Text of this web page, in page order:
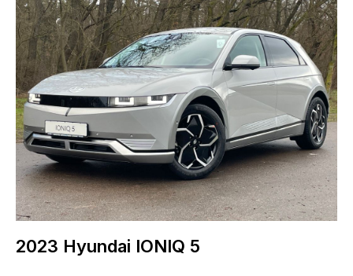
Пробег
Объем двигателя
Топливо
Электричество
2023 Hyundai IONIQ 5